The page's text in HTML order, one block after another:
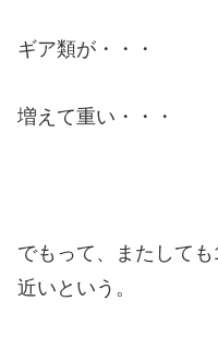
ギア類が・・・
増えて重い・・・
でもって、またして
近いという。